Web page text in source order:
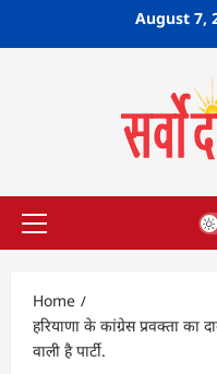
August 7,
Primary
Home
हरियाणा के कांग्रेस प्रवक्ता
वाली है पार्टी.